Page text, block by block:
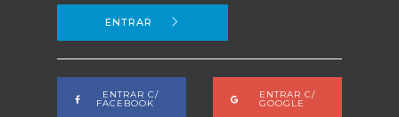
ENTRAR
ENTRAR C/
FACEBOOK
ENTRAR C/
GOOGLE